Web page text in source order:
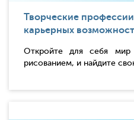
Творческие
карьерных
Откройте для себя мир
рисованием, и найдите